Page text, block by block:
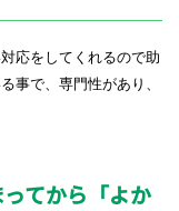
応をしてくれるので助
事で、専門性があり、
てから「よか